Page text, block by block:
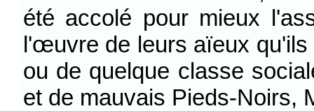
été accolé pour mieux
l'œuvre de leurs aïeux qu'ils
ou de quelque classe
et de mauvais Pieds-Noirs,